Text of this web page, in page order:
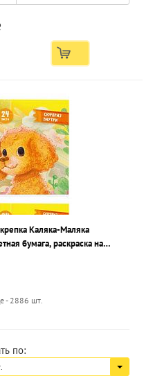
Каляка-Маляка
бумага, раскраска на
- 2886 шт.
по: